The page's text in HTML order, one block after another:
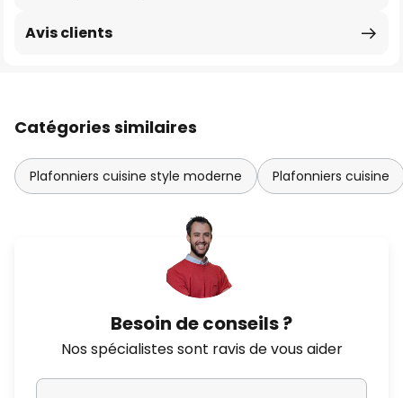
Avis clients
Catégories similaires
Plafonniers cuisine style moderne Plafonniers cuisine
Besoin de conseils ?
Nos spécialistes sont ravis de vous aider